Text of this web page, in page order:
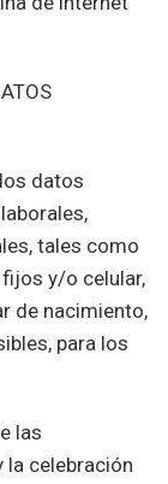
datos
tales como
y/o celular,
de nacimiento,
para los
las
la celebración